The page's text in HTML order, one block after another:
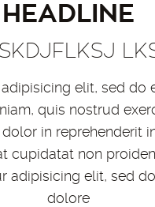
HEADLINE
elit, sed
quis nostrud
in reprehenderit
cupidatat non
adipisicing elit, sed
dolore